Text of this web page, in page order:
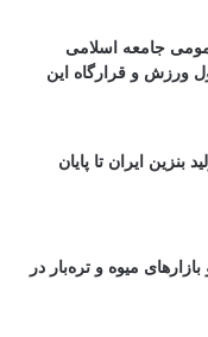
جامعه اسلامی
ورزش و قرارگاه این
بنزین ایران تا پایان
میوه و تره‌بار در